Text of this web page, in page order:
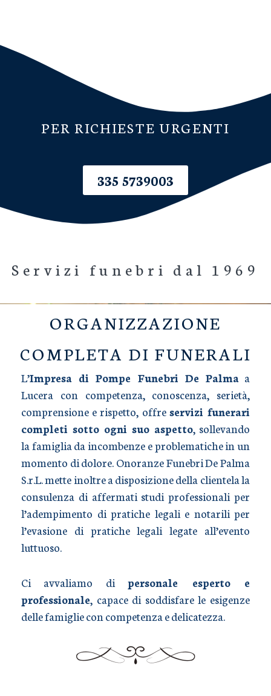
PER RICHIESTE URGENTI
335 5739003
Servizi funebri dal 1969
ORGANIZZAZIONE
COMPLETA DI FUNERALI
L’Impresa di Pompe Funebri De Palmaa
Lucera con competenza, conoscenza, serietà,
comprensione e rispetto, offreservizi funerari
completi sotto ogni suo aspetto, sollevando
la famiglia da incombenze e problematiche in un
momento di dolore. Onoranze Funebri De Palma
S.r.L. mette inoltre a disposizione della clientela la
consulenza di affermati studi professionali per
l’adempimento di pratiche legali e notarili per
l’evasione di pratiche legali legate all’evento
luttuoso.
Ci avvaliamo dipersonale esperto e
professionale, capace di soddisfare le esigenze
delle famiglie con competenza e delicatezza.